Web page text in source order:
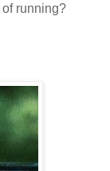
running?